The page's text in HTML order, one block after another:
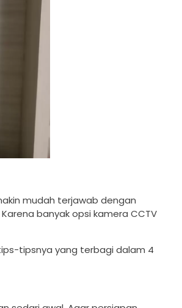
mudah terjawab dengan
banyak opsi kamera CCTV
tipsnya yang terbagi dalam 4